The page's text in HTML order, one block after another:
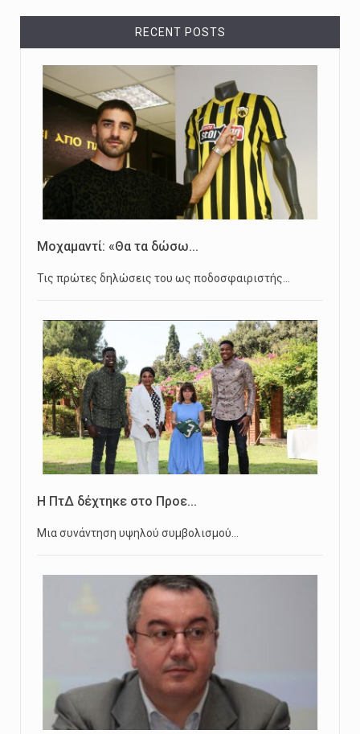
RECENT POSTS
Μοχαμαντί: «Θα τα δώσω...
Τις πρώτες δηλώσεις του ως ποδοσφαιριστής…
Η ΠτΔ δέχτηκε στο Προε...
Μια συνάντηση υψηλού συμβολισμού…